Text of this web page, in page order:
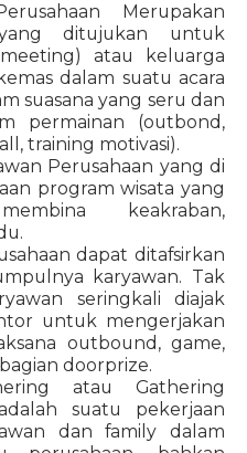
Merupakan
ditujukan untuk
atau keluarga
dalam suatu acara
suasana yang seru dan
permainan (outbond,
training motivasi).
Perusahaan yang di
program wisata yang
keakraban,
dapat ditafsirkan
karyawan. Tak
seringkali diajak
untuk mengerjakan
outbound, game,
doorprize.
atau Gathering
suatu pekerjaan
dan family dalam